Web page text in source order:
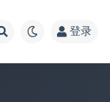
登录